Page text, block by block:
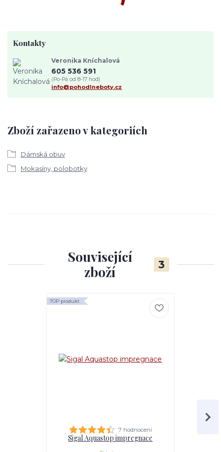
Zboží zařazeno v kategoriích
Dámská obuv
Mokasíny, polobotky
Kontakty
Veronika Kníchalová
605 536 591
(Po-Pá od 8-17 hod)
info@pohodlneboty.cz
Související
zboží
3
TOP produkt
7 hodnocení
Sigal Aquastop impregnace